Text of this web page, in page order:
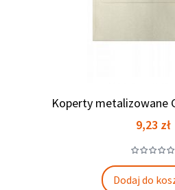
Koperty metalizowane
Cena
9,23 zł
Dodaj do